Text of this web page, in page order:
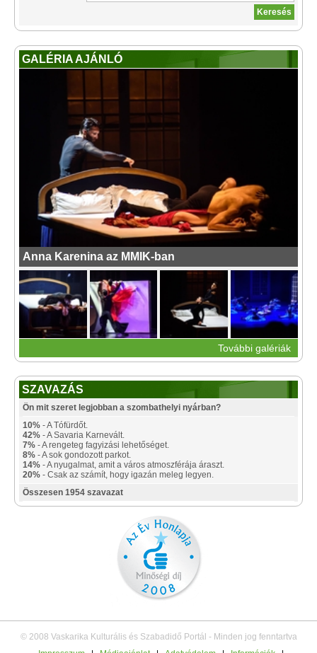
GALÉRIA AJÁNLÓ
Anna Karenina az MMIK-ban
További galériák
SZAVAZÁS
Ön mit szeret legjobban a szombathelyi nyárban?
10% - A Tófürdőt.
42% - A Savaria Karnevált.
7% - A rengeteg fagyizási lehetőséget.
8% - A sok gondozott parkot.
14% - A nyugalmat, amit a város atmoszférája áraszt.
20% - Csak az számít, hogy igazán meleg legyen.
Összesen 1954 szavazat
© 2008 Vaskarika Kulturális és Szabadidő Portál - Minden jog fenntartva